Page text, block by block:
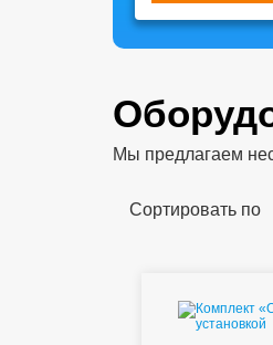
Мы предлагаем
Сортировать по